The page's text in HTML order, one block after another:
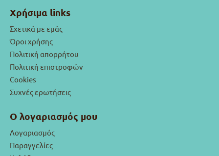
Χρήσιμα links
Σχετικά με εμάς
Όροι χρήσης
Πολιτική απορρήτου
Πολιτική επιστροφών
Cookies
Συχνές ερωτήσεις
Ο λογαριασμός μου
Λογαριασμός
Παραγγελίες